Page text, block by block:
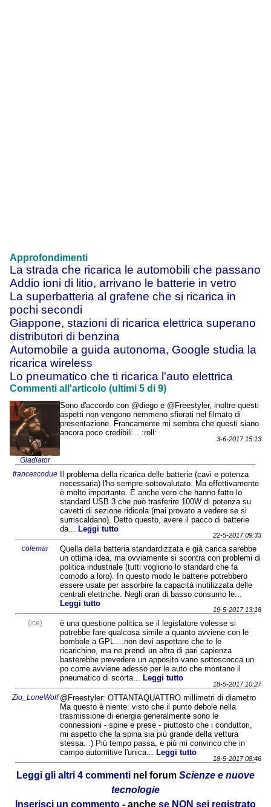
Approfondimenti
La strada che ricarica le automobili che passano
Addio ioni di litio, arrivano le batterie in vetro
La superbatteria al grafene che si ricarica in
pochi secondi
Giappone, stazioni di ricarica elettrica superano
distributori di benzina
Automobile a guida autonoma, Google studia la
ricarica wireless
Lo pneumatico che ti ricarica l'auto elettrica
Commenti all'articolo (ultimi 5 di 9)
Gladiator
Sono d'accordo con @diego e @Freestyler, inoltre questi
aspetti non vengono nemmeno sfiorati nel filmato di
presentazione. Francamente mi sembra che questi siano
ancora poco credibili... :roll:
3-6-2017 15:13
francescodue
Il problema della ricarica delle batterie (cavi e potenza
necessaria) l'ho sempre sottovalutato. Ma effettivamente
è molto importante. È anche vero che hanno fatto lo
standard USB 3 che può trasferire 100W di potenza su
cavetti di sezione ridicola (mai provato a vedere se si
surriscaldano). Detto questo, avere il pacco di batterie
da... Leggi tutto
22-5-2017 09:33
colemar
Quella della batteria standardizzata e già carica sarebbe
un ottima idea, ma ovviamente si scontra con problemi di
politica industriale (tutti vogliono lo standard che fa
comodo a loro). In questo modo le batterie potrebbero
essere usate per assorbire la capacità inutilizzata delle
centrali elettriche. Negli orari di basso consumo le...
Leggi tutto
19-5-2017 13:18
{ice}
è una questione politica se il legislatore volesse si
potrebbe fare qualcosa simile a quanto avviene con le
bombole a GPL....non devi aspettare che te le
ricarichino, ma ne prendi un altra di pari capienza
basterebbe prevedere un apposito vano sottoscocca un
po come avviene adesso per le auto che montano il
pneumatico di scorta...
Leggi tutto
18-5-2017 10:27
Zio_LoneWolf @Freestyler: OTTANTAQUATTRO millimetri di diametro
Ma questo è niente: visto che il punto debole nella
trasmissione di energia generalmente sono le
connessioni - spine e prese - piuttosto che i conduttori,
mi aspetto che la spina sia più grande della vettura
stessa. :) Più tempo passa, e più mi convinco che in
campo automitive l'unica...
Leggi tutto
18-5-2017 08:46
Leggi gli altri 4 commenti nel forum Scienze e nuove
tecnologie
Inserisci un commento - anche se NON sei registrato